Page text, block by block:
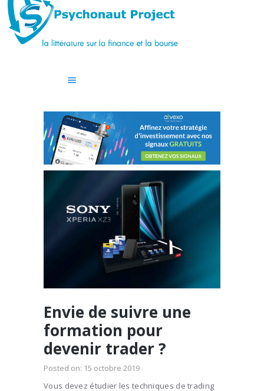
ACCUEIL
BLOG
Envie de suivre une
formation pour
devenir trader ?
Posted on: 15 octobre 2019
Vous devez étudier les techniques de trading